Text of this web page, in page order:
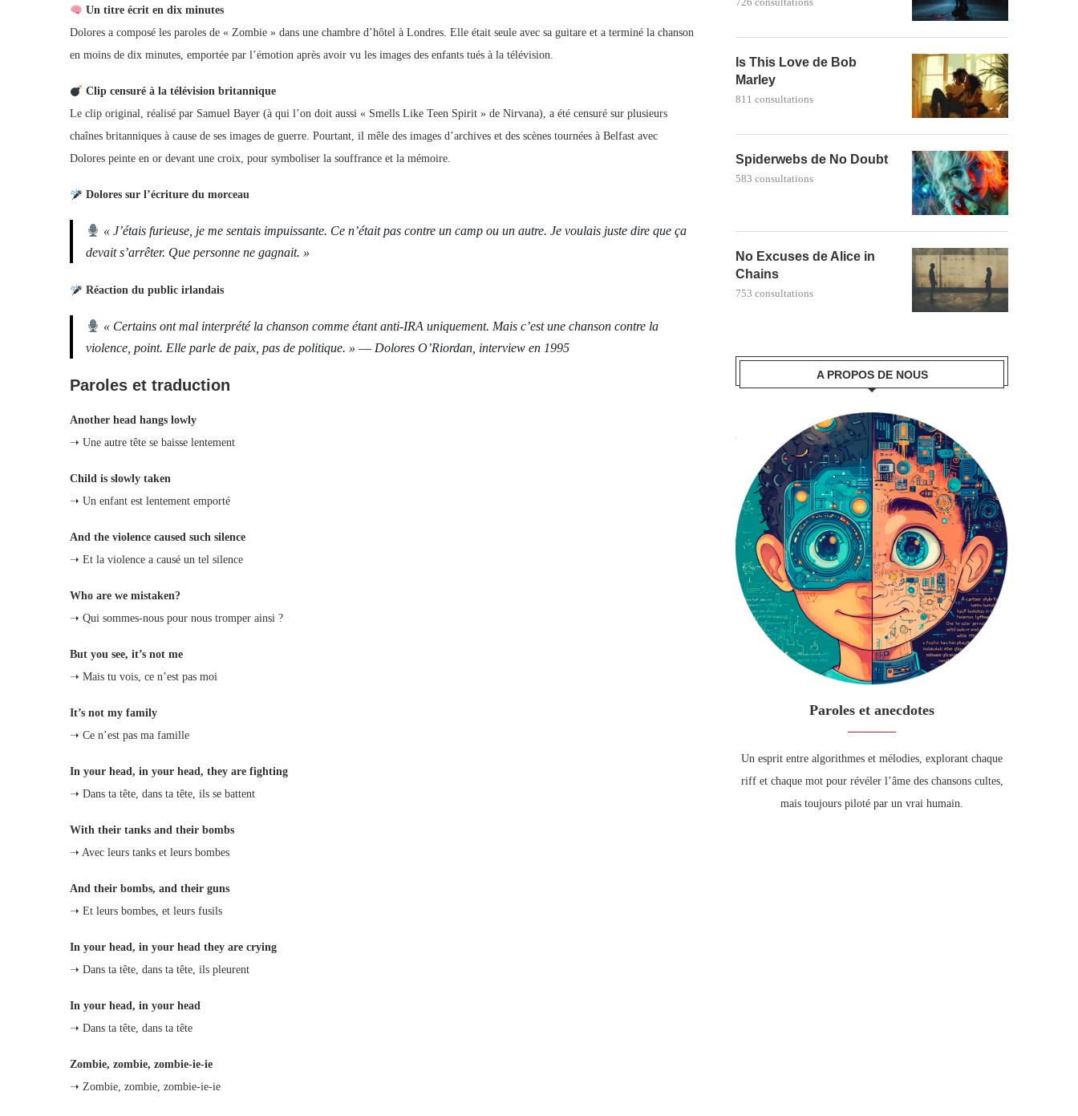
Un titre écrit en dix minutes
Dolores a composé les paroles de « Zombie » dans une chambre d’hôtel à Londres. Elle était seule avec sa guitare et a terminé la chanson
en moins de dix minutes, emportée par l’émotion après avoir vu les images des enfants tués à la télévision.
Clip censuré à la télévision britannique
Le clip original, réalisé par Samuel Bayer (à qui l’on doit aussi « Smells Like Teen Spirit » de Nirvana), a été censuré sur plusieurs
chaînes britanniques à cause de ses images de guerre. Pourtant, il mêle des images d’archives et des scènes tournées à Belfast avec
Dolores peinte en or devant une croix, pour symboliser la souffrance et la mémoire.
Dolores sur l’écriture du morceau
« J’étais furieuse, je me sentais impuissante. Ce n’était pas contre un camp ou un autre. Je voulais juste dire que ça
devait s’arrêter. Que personne ne gagnait. »
Réaction du public irlandais
« Certains ont mal interprété la chanson comme étant anti-IRA uniquement. Mais c’est une chanson contre la
violence, point. Elle parle de paix, pas de politique. » — Dolores O’Riordan, interview en 1995
Paroles et traduction
Another head hangs lowly
➝ Une autre tête se baisse lentement
Child is slowly taken
➝ Un enfant est lentement emporté
And the violence caused such silence
➝ Et la violence a causé un tel silence
Who are we mistaken?
➝ Qui sommes-nous pour nous tromper ainsi ?
But you see, it’s not me
➝ Mais tu vois, ce n’est pas moi
It’s not my family
➝ Ce n’est pas ma famille
In your head, in your head, they are fighting
➝ Dans ta tête, dans ta tête, ils se battent
With their tanks and their bombs
➝ Avec leurs tanks et leurs bombes
And their bombs, and their guns
➝ Et leurs bombes, et leurs fusils
In your head, in your head they are crying
➝ Dans ta tête, dans ta tête, ils pleurent
In your head, in your head
➝ Dans ta tête, dans ta tête
Zombie, zombie, zombie-ie-ie
➝ Zombie, zombie, zombie-ie-ie
Is This Love de Bob
Marley
811 consultations
Spiderwebs de No Doubt
583 consultations
No Excuses de Alice in
Chains
753 consultations
A PROPOS DE NOUS
Paroles et anecdotes
Un esprit entre algorithmes et mélodies, explorant chaque
riff et chaque mot pour révéler l’âme des chansons cultes,
mais toujours piloté par un vrai humain.